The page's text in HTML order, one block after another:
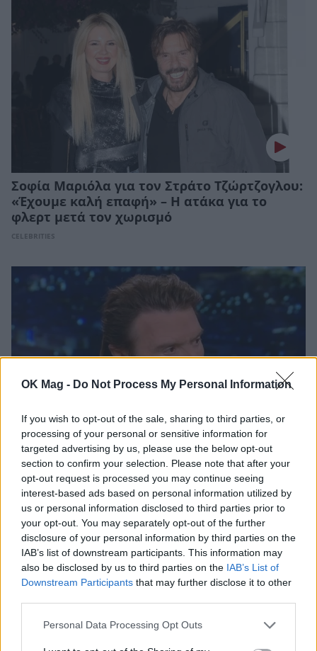
OK Mag - Do Not Process My Personal Information
If you wish to opt-out of the sale, sharing to third parties, or
processing of your personal or sensitive information for
targeted advertising by us, please use the below opt-out
section to confirm your selection. Please note that after your
opt-out request is processed you may continue seeing
interest-based ads based on personal information utilized by
us or personal information disclosed to third parties prior to
your opt-out. You may separately opt-out of the further
disclosure of your personal information by third parties on the
IAB’s list of downstream participants. This information may
also be disclosed by us to third parties on the IAB’s List of
Downstream Participants that may further disclose it to other
Personal Data Processing Opt Outs
Σοφία Μαριόλα για τον Στράτο Τζώρτζογλου:
«Έχουμε καλή επαφή» – Η ατάκα για το
φλερτ μετά τον χωρισμό
CELEBRITIES
Στράτος Τζώρτζογλου για Σοφία Μαριόλα:
«Θα αφήσω με ερωτηματικό το αν βγήκε το
διαζύγιο…»
CELEBRITIES